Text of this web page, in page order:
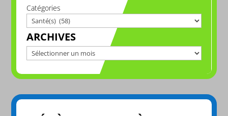
Catégories
ARCHIVES
Archives